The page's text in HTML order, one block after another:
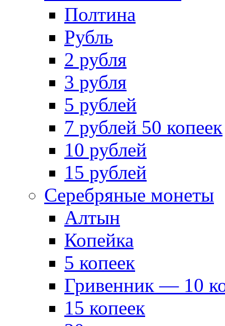
Полтина
Рубль
2 рубля
3 рубля
5 рублей
7 рублей 50 копеек
10 рублей
15 рублей
Серебряные монеты
Алтын
Копейка
5 копеек
Гривенник — 10
15 копеек